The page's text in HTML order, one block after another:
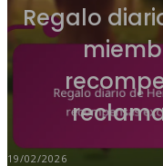
Regalo
19/02/2026